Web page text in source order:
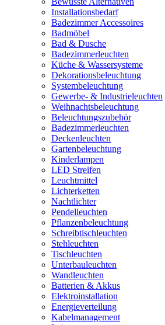
Installationsbedarf
Badezimmer Accessoires
Badmöbel
Bad & Dusche
Badezimmerleuchten
Küche & Wassersysteme
Dekorationsbeleuchtung
Systembeleuchtung
Gewerbe- & Industrieleuchten
Weihnachtsbeleuchtung
Beleuchtungszubehör
Badezimmerleuchten
Deckenleuchten
Gartenbeleuchtung
Kinderlampen
LED Streifen
Leuchtmittel
Lichterketten
Nachtlichter
Pendelleuchten
Pflanzenbeleuchtung
Schreibtischleuchten
Stehleuchten
Tischleuchten
Unterbauleuchten
Wandleuchten
Batterien & Akkus
Elektroinstallation
Energieverteilung
Kabelmanagement